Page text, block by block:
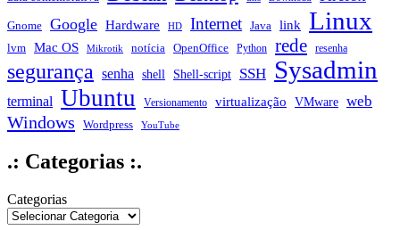
Gnome Google Hardware HD Internet Java link Linux
lvm Mac OS Mikrotik notícia OpenOffice Python rede resenha
segurança senha shell Shell-script SSH Sysadmin
terminal Ubuntu Versionamento virtualização VMware web
Windows Wordpress YouTube
.: Categorias :.
Categorias